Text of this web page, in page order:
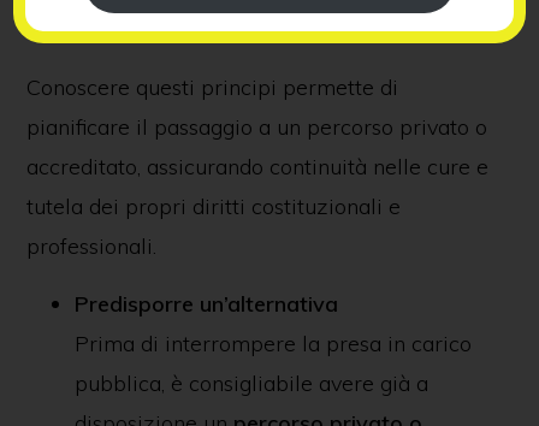
questo diritto
Conoscere questi principi permette di
pianificare il passaggio a un percorso privato o
accreditato, assicurando continuità nelle cure e
tutela dei propri diritti costituzionali e
professionali.
Predisporre un’alternativa
Prima di interrompere la presa in carico
pubblica, è consigliabile avere già a